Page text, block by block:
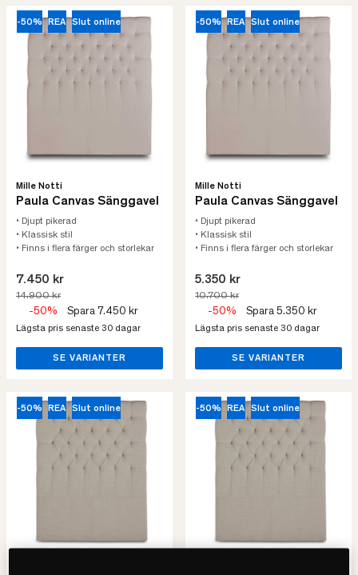
-50% REA Slut online
Mille Notti
Paula Canvas Sänggavel
• Djupt pikerad
• Klassisk stil
• Finns i flera färger och storlekar
7.450 kr
14.900 kr
-50% Spara 7.450 kr
Lägsta pris senaste 30 dagar
SE VARIANTER
-50% REA Slut online
Mille Notti
Paula Canvas Sänggavel
• Djupt pikerad
• Klassisk stil
• Finns i flera färger och storlekar
5.350 kr
10.700 kr
-50% Spara 5.350 kr
Lägsta pris senaste 30 dagar
SE VARIANTER
-50% REA Slut online -50% REA Slut online